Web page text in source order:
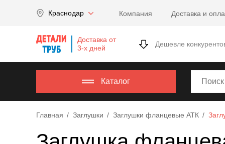
Краснодар Компания Доставка и
Доставка от
3-х дней
Дешевле
Каталог
Главная Заглушки Заглушки фланцевые АТК
Московская